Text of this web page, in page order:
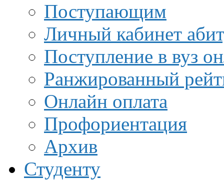
Поступающим
Личный кабинет
Поступление в вуз
Ранжированный
Онлайн оплата
Профориентация
Архив
Студенту